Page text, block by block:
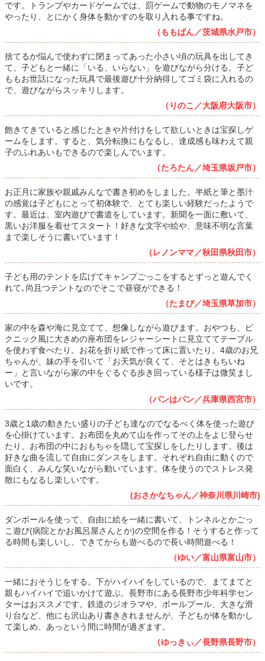
です。トランプやカードゲームでは、罰ゲームで動物のモノマネを
やったり、とにかく身体を動かすのを取り入れる事ですね。
（ももぱん／茨城県水戸市）
捨てるか悩んで使わずに閉まってあった小さい頃の玩具を出してき
て、子どもと一緒に「いる、いらない」を遊びながら分ける。子ど
ももお世話になった玩具で最後遊び十分納得してゴミ袋に入れるの
で、遊びながらスッキリします。
（りのこ／大阪府大阪市）
飽きてきていると感じたときや片付けをして欲しいときは宝探しゲ
ームをします。すると、気分転換にもなるし、達成感も味わえて親
子のふれあいもできるので楽しんでいます。
（たろたん／埼玉県坂戸市）
お正月に家族や親戚みんなで書き初めをしました。半紙と筆と墨汁
の感覚は子どもにとって初体験で、とても楽しい経験だったようで
す。最近は、室内遊びで書道をしています。新聞を一面に敷いて、
黒いお洋服を着せてスタート！好きな文字や絵や、意味不明な言葉
まで楽しそうに書いています！
（レノンママ／秋田県秋田市）
子ども用のテントを広げてキャンプごっこをするとずっと遊んでく
れて､尚且つテントなのでそこで昼寝ができる！
（たまぴ／埼玉県草加市）
家の中を森や海に見立てて、想像しながら遊びます。おやつも、ピ
クニック風に大きめの座布団をレジャーシートに見立ててテーブル
を使わず食べたり。お花を折り紙で作って床に置いたり。4歳のお兄
ちゃんが、妹の手を引いて「お天気が良くて、そとはきもちいね
ー」と言いながら家の中をぐるぐる歩き回っている様子は微笑まし
いです。
（パンはパン／兵庫県西宮市）
3歳と1歳の動きたい盛りの子ども達なのでなるべく体を使った遊び
を心掛けています。お布団を丸めて山を作ってその上をよじ登らせ
たり、お布団の中におもちゃを隠して宝探しをしたりします。後は
好きな曲を流して自由にダンスをします。それぞれ自由に動くので
面白く、みんな笑いながら動いています。体を使うのでストレス発
散にもなるし楽しいです。
(おさかなちゃん／神奈川県川崎市)
ダンボールを使って、自由に絵を一緒に書いて、トンネルとかごっ
こ遊び(病院とかお風呂屋さんとか)の空間を作る！そうすると作って
る時間も楽しいし、できてからも遊べるので長い時間遊べる！
（ゆい／富山県富山市）
一緒におそうじをする。下がハイハイをしているので、まてまてと
親もハイハイで追いかけて遊ぶ。長野市にある長野市少年科学セン
ターはおススメです。鉄道のジオラマや、ボールプール、大きな滑
り台など、他にも沢山あり書ききれませんが、子どもが体を動かし
て楽しめ、あっという間に時間が過ぎます。
（ゆっきぃ／長野県長野市）